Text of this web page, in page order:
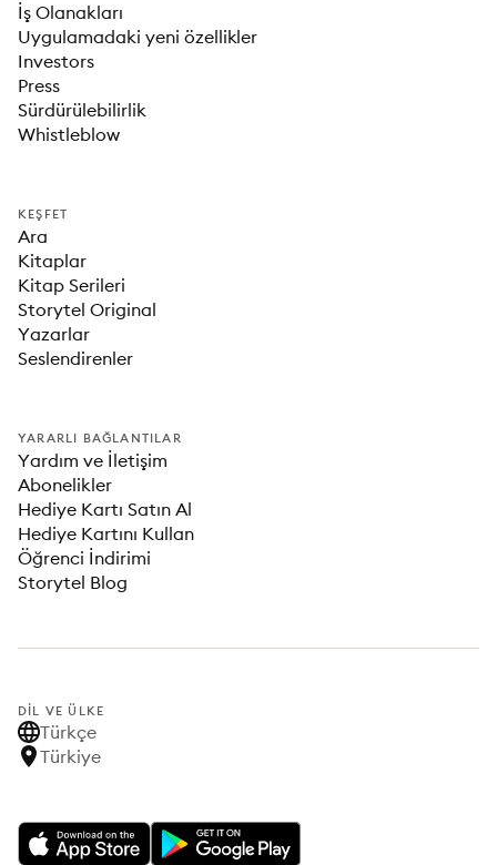
İş Olanakları
Uygulamadaki yeni özellikler
Investors
Press
Sürdürülebilirlik
Whistleblow
KEŞFET
Ara
Kitaplar
Kitap Serileri
Storytel Original
Yazarlar
Seslendirenler
YARARLI BAĞLANTILAR
Yardım ve İletişim
Abonelikler
Hediye Kartı Satın Al
Hediye Kartını Kullan
Öğrenci İndirimi
Storytel Blog
DIL VE ÜLKE
Türkçe
Türkiye